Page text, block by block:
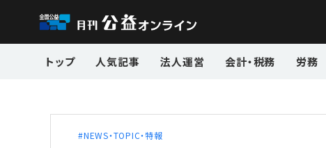
トップ 人気記事 法人運営 会計・税務 労務
NEWS・TOPIC・特報